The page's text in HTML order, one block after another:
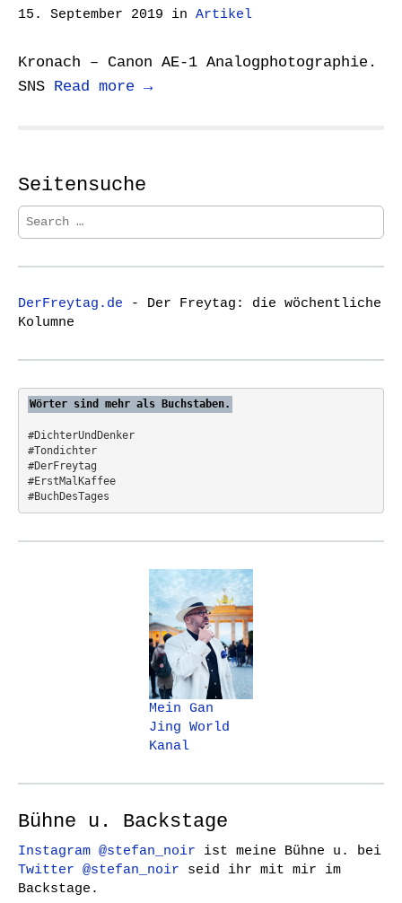
15. September 2019 in Artikel
Kronach – Canon AE-1 Analogphotographie.
SNS Read more →
Seitensuche
S
e
r
h
f
r
DerFreytag.de - Der Freytag: die wöchentliche
Kolumne
Wörter sind mehr als Buchstaben.
#DichterUndDenker
#Tondichter
#DerFreytag
#ErstMalKaffee
#BuchDesTages
Mein Gan
Jing World
Kanal
Bühne u. Backstage
Instagram @stefan_noir ist meine Bühne u. bei
Twitter @stefan_noir seid ihr mit mir im
Backstage.